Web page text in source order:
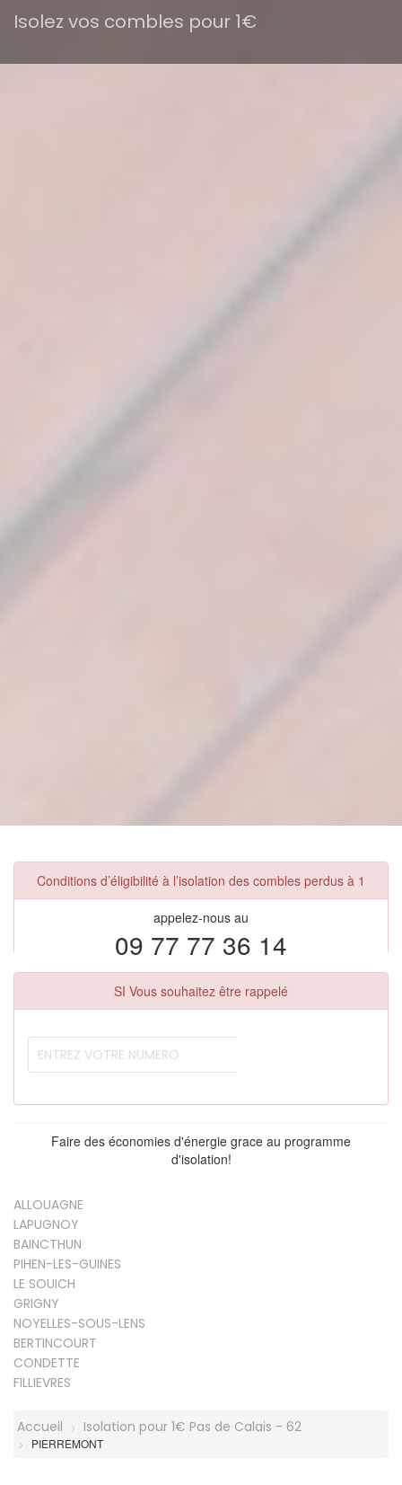
Isolez vos combles pour 1€
Conditions d’éligibilité à l’isolation des combles perdus à 1
appelez-nous au
09 77 77 36 14
SI Vous souhaitez être rappelé
Faire des économies d'énergie grace au programme
d'isolation!
ALLOUAGNE
LAPUGNOY
BAINCTHUN
PIHEN-LES-GUINES
LE SOUICH
GRIGNY
NOYELLES-SOUS-LENS
BERTINCOURT
CONDETTE
FILLIEVRES
Accueil Isolation pour 1€ Pas de Calais - 62
PIERREMONT